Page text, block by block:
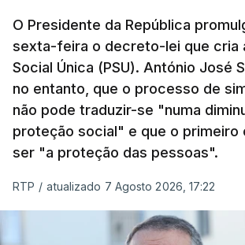
O Presidente da República
sexta-feira o decreto-lei que cria
Social Única (PSU). António José
no entanto, que o processo de
não pode traduzir-se "numa
proteção social" e que o primeiro
ser "a proteção das pessoas".
RTP / atualizado 7 Agosto 2026, 17:22